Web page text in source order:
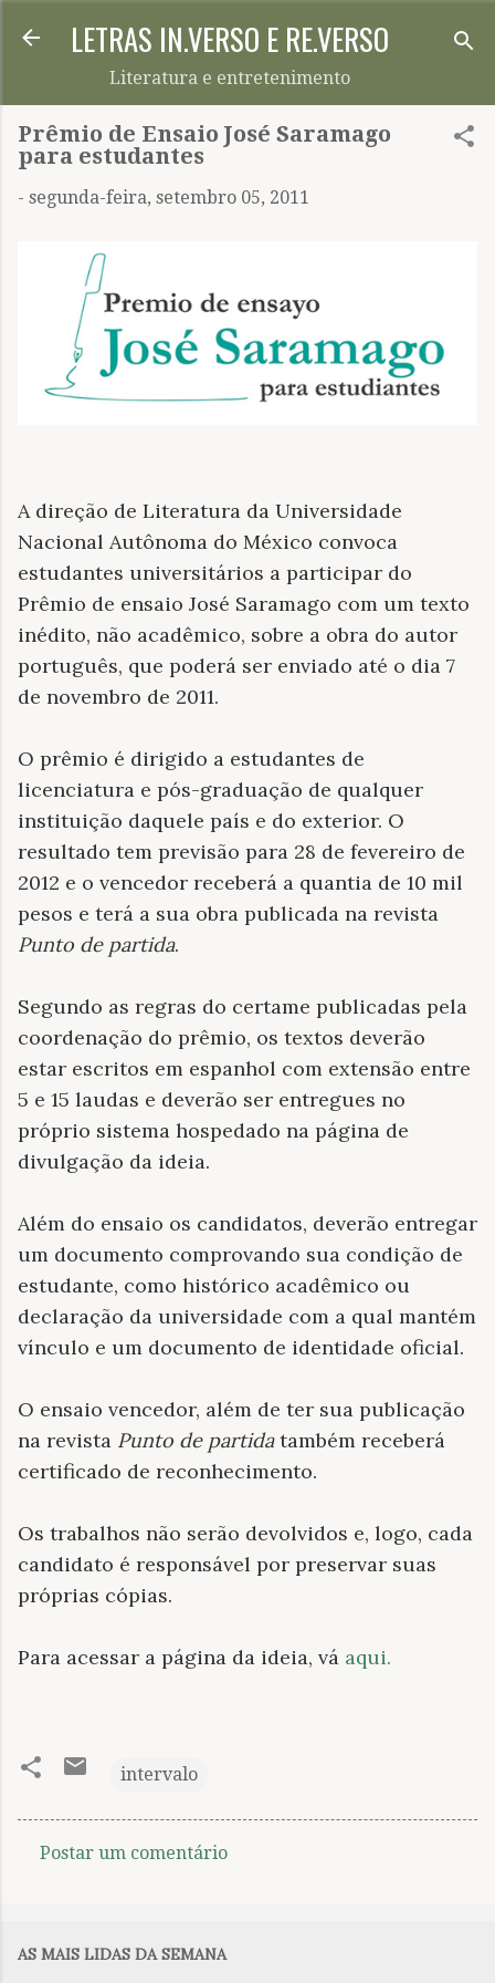
Pular para o conteúdo principal
LETRAS IN.VERSO E RE.VERSO
Literatura e entretenimento
Prêmio de Ensaio José Saramago
para estudantes
- segunda-feira, setembro 05, 2011
A direção de Literatura da Universidade
Nacional Autônoma do México convoca
estudantes universitários a participar do
Prêmio de ensaio José Saramago com um texto
inédito, não acadêmico, sobre a obra do autor
português, que poderá ser enviado até o dia 7
de novembro de 2011.
O prêmio é dirigido a estudantes de
licenciatura e pós-graduação de qualquer
instituição daquele país e do exterior. O
resultado tem previsão para 28 de fevereiro de
2012 e o vencedor receberá a quantia de 10 mil
pesos e terá a sua obra publicada na revista
Punto de partida.
Segundo as regras do certame publicadas pela
coordenação do prêmio, os textos deverão
estar escritos em espanhol com extensão entre
5 e 15 laudas e deverão ser entregues no
próprio sistema hospedado na página de
divulgação da ideia.
Além do ensaio os candidatos, deverão entregar
um documento comprovando sua condição de
estudante, como histórico acadêmico ou
declaração da universidade com a qual mantém
vínculo e um documento de identidade oficial.
O ensaio vencedor, além de ter sua publicação
na revista Punto de partidatambém receberá
certificado de reconhecimento.
Os trabalhos não serão devolvidos e, logo, cada
candidato é responsável por preservar suas
próprias cópias.
Para acessar a página da ideia, vá aqui.
intervalo
Postar um comentário
AS MAIS LIDAS DA SEMANA